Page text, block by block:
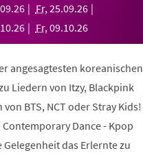
09.26 Fr,25.09.26
10.26 Fr,09.10.26
angesagtesten koreanischen
Liedern von Itzy, Blackpink
BTS, NCT oder Stray Kids!
Dance - Kpop
das Erlernte zu